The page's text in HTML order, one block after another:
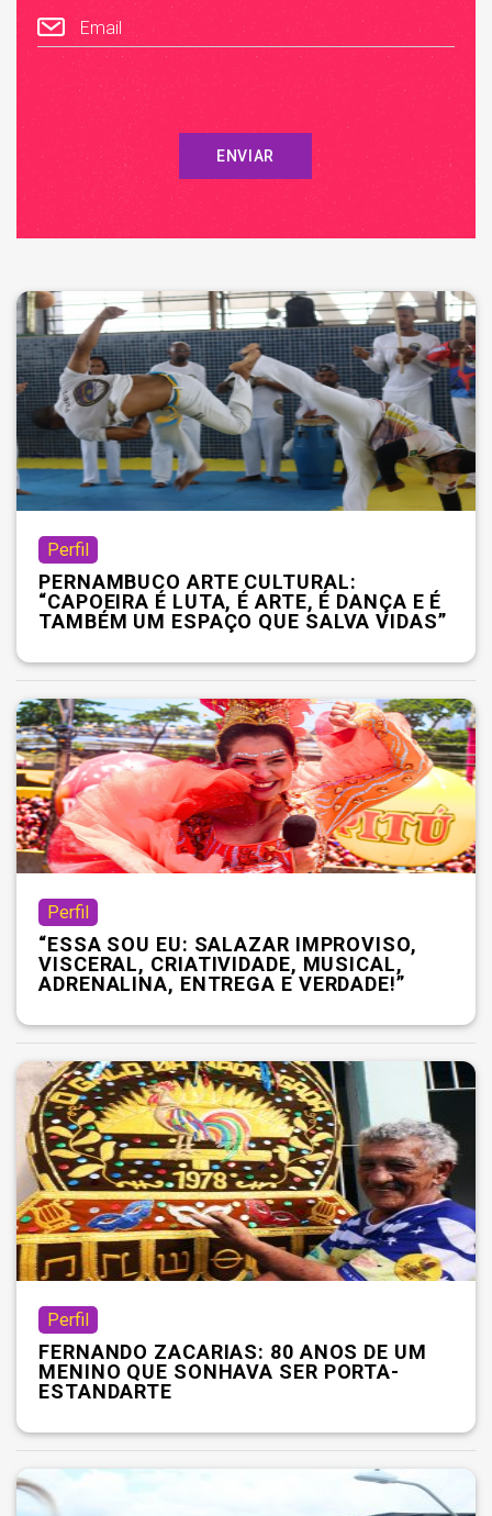
Email
ENVIAR
Perfil
PERNAMBUCO ARTE CULTURAL:
“CAPOEIRA É LUTA, É ARTE, É DANÇA E É
TAMBÉM UM ESPAÇO QUE SALVA VIDAS”
Perfil
“ESSA SOU EU: SALAZAR IMPROVISO,
VISCERAL, CRIATIVIDADE, MUSICAL,
ADRENALINA, ENTREGA E VERDADE!”
Perfil
FERNANDO ZACARIAS: 80 ANOS DE UM
MENINO QUE SONHAVA SER PORTA-
ESTANDARTE